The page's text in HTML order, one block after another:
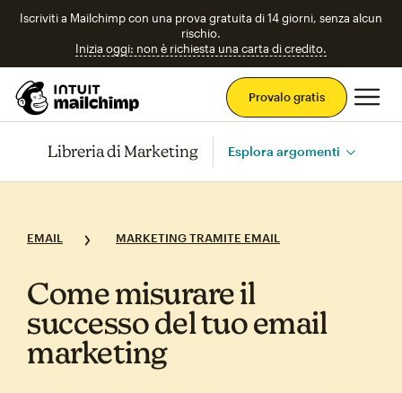
Iscriviti a Mailchimp con una prova gratuita di 14 giorni, senza alcun
rischio.
Inizia oggi: non è richiesta una carta di credito.
Provalo gratis
Libreria di Marketing Esplora argomenti
EMAIL MARKETING TRAMITE EMAIL
Come misurare il
successo del tuo email
marketing